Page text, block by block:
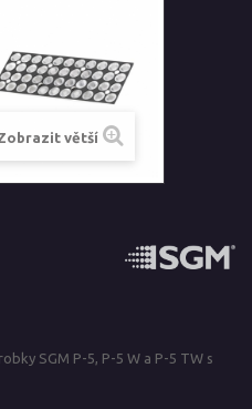
větší
SGM P-5, P-5 W a P-5 TW s